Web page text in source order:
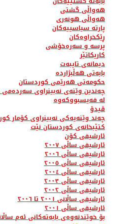
هەواڵی گشتی
هەواڵی هونەری
پارتە سیاسییەکان
ڕێکخراوەکان
پرسە و سەرەخۆشی
کاریکاتێر
دیمانەی تایبەت
بابەتی هەڵبژاردە
حکومەتی هەرێمی کوردستان
چەندین وێنەی نەبینراوی
لە فەیسبووکەوە
ڤیدۆ
چەند وێنەیەکی نەبینراوی کۆمار
کتێبخانەی کوردستان نێت
ئارشیفی کۆن
ئارشیفی ساڵی ٢٠٠٧
ئارشیفی ساڵی ٢٠٠٦
ئارشیفی ساڵی ٢٠٠٥
ئارشیفی ساڵی ٢٠٠٤
ئارشیفی ساڵی ٢٠٠٣
ئارشیفی ساڵی ٢٠٠٢
ئارشیفی ساڵانی ٢٠٠١ تا ٢٠٠٦
ئارشیفی ساڵی ٢٠٠١
بۆ خوێندنەوەی بابەتەکانی ئەم